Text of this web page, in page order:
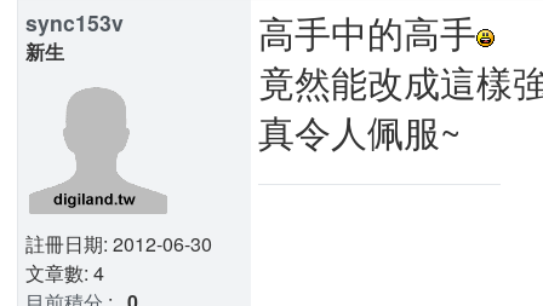
sync153v
新生
註冊日期: 2012-06-30
文章數: 4
高手中的高手
竟然能改成這樣
真令人佩服~